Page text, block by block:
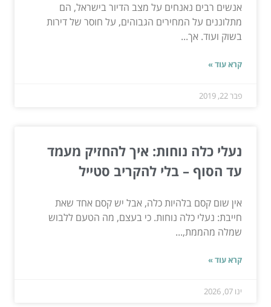
אנשים רבים נאנחים על מצב הדיור בישראל, הם
מתלוננים על המחירים הגבוהים, על חוסר של דירות
בשוק ועוד. אך...
קרא עוד »
פבר 22, 2019
נעלי כלה נוחות: איך להחזיק מעמד
עד הסוף – בלי להקריב סטייל
אין שום קסם בלהיות כלה, אבל יש קסם אחד שאת
חייבת: נעלי כלה נוחות. כי בעצם, מה הטעם ללבוש
שמלה מהממת,...
קרא עוד »
ינו 07, 2026